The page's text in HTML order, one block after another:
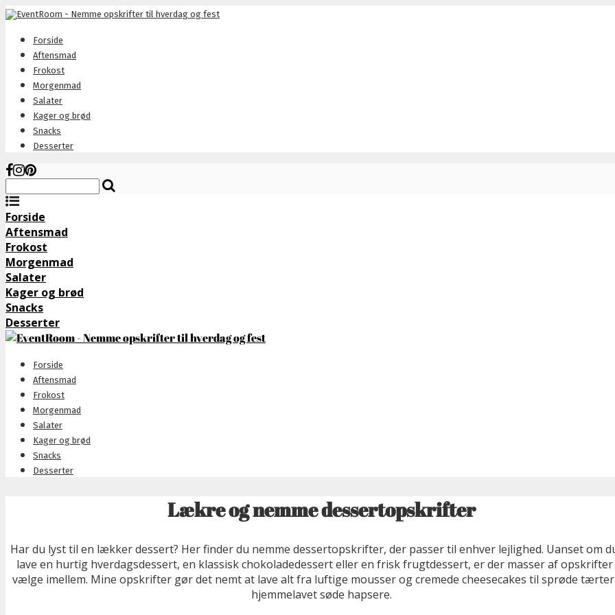
Forside
Aftensmad
Frokost
Morgenmad
Salater
Kager og brød
Snacks
Desserter
Forside
Aftensmad
Frokost
Morgenmad
Salater
Kager og brød
Snacks
Desserter
Forside
Aftensmad
Frokost
Morgenmad
Salater
Kager og brød
Snacks
Desserter
Lækre og nemme dessertopskrifter
Har du lyst til en lækker dessert? Her finder du nemme dessertopskrifter, der passer til enhver lejlighed. Uanset om
lave en hurtig hverdagsdessert, en klassisk chokoladedessert eller en frisk frugtdessert, er der masser af
vælge imellem. Mine opskrifter gør det nemt at lave alt fra luftige mousser og cremede cheesecakes til sprøde
hjemmelavet søde hapsere.